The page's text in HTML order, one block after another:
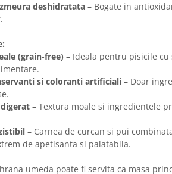
deshidratata – Bogate in
(grain-free) – Ideala pentru pisicile
si coloranti artificiali – Doar
– Textura moale si ingredientele
– Carnea de curcan si pui
de apetisanta si palatabila.
umeda poate fi servita ca masa